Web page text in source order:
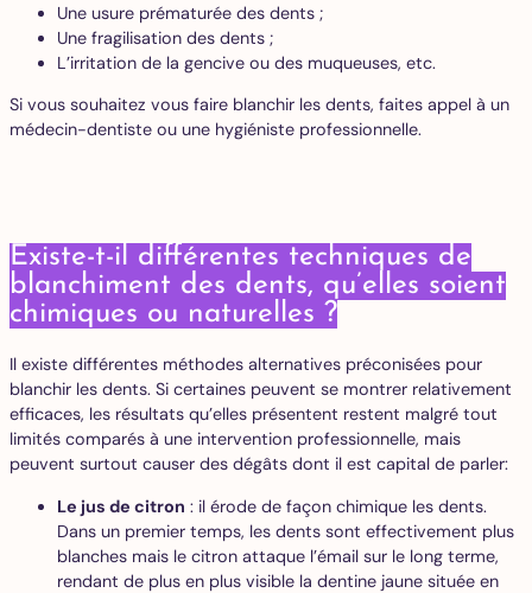
Une usure prématurée des dents ;
Une fragilisation des dents ;
L’irritation de la gencive ou des muqueuses, etc.
Si vous souhaitez vous faire blanchir les dents, faites appel à un
médecin-dentiste ou une hygiéniste professionnelle.
Existe-t-il différentes techniques de
blanchiment des dents, qu’elles soient
chimiques ou naturelles ?
Il existe différentes méthodes alternatives préconisées pour
blanchir les dents. Si certaines peuvent se montrer relativement
efficaces, les résultats qu’elles présentent restent malgré tout
limités comparés à une intervention professionnelle, mais
peuvent surtout causer des dégâts dont il est capital de parler:
Le jus de citron : il érode de façon chimique les dents.
Dans un premier temps, les dents sont effectivement plus
blanches mais le citron attaque l’émail sur le long terme,
rendant de plus en plus visible la dentine jaune située en